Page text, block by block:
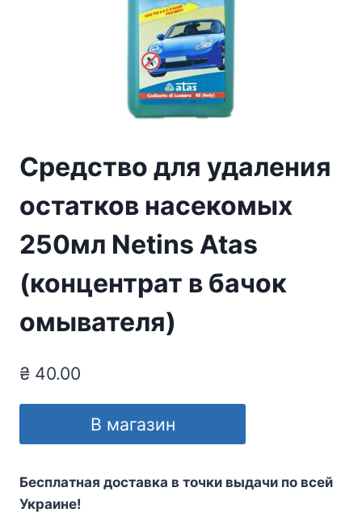
Средство для удаления
остатков насекомых
250мл Netins Atas
(концентрат в бачок
омывателя)
₴ 40.00
В магазин
Бесплатная доставка в точки выдачи по всей
Украине!